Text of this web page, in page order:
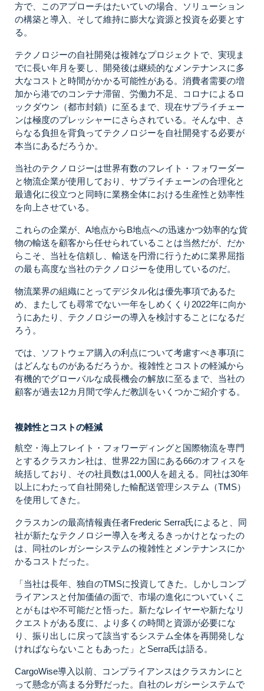
方で、このアプローチはたいていの場合、ソリューション
の構築と導入、そして維持に膨大な資源と投資を必要とす
る。
テクノロジーの自社開発は複雑なプロジェクトで、実現ま
でに長い年月を要し、開発後は継続的なメンテナンスに多
大なコストと時間がかかる可能性がある。消費者需要の増
加から港でのコンテナ滞留、労働力不足、コロナによるロ
ックダウン（都市封鎖）に至るまで、現在サプライチェー
ンは極度のプレッシャーにさらされている。そんな中、さ
らなる負担を背負ってテクノロジーを自社開発する必要が
本当にあるだろうか。
当社のテクノロジーは世界有数のフレイト・フォワーダー
と物流企業が使用しており、サプライチェーンの合理化と
最適化に役立つと同時に業務全体における生産性と効率性
を向上させている。
これらの企業が、A地点からB地点への迅速かつ効率的な貨
物の輸送を顧客から任せられていることは当然だが、だか
らこそ、当社を信頼し、輸送を円滑に行うために業界屈指
の最も高度な当社のテクノロジーを使用しているのだ。
物流業界の組織にとってデジタル化は優先事項であるた
め、またしても尋常でない一年をしめくくり2022年に向か
うにあたり、テクノロジーの導入を検討することになるだ
ろう。
では、ソフトウェア購入の利点について考慮すべき事項に
はどんなものがあるだろうか。複雑性とコストの軽減から
有機的でグローバルな成長機会の解放に至るまで、当社の
顧客が過去12カ月間で学んだ教訓をいくつかご紹介する。
複雑性とコストの軽減
航空・海上フレイト・フォワーディングと国際物流を専門
とするクラスカン社は、世界22カ国にある66のオフィスを
統括しており、その社員数は1,000人を超える。同社は30年
以上にわたって自社開発した輸配送管理システム（TMS）
を使用してきた。
クラスカンの最高情報責任者Frederic Serra氏によると、同
社が新たなテクノロジー導入を考えるきっかけとなったの
は、同社のレガシーシステムの複雑性とメンテナンスにか
かるコストだった。
「当社は長年、独自のTMSに投資してきた。しかしコンプ
ライアンスと付加価値の面で、市場の進化についていくこ
とがもはや不可能だと悟った。 新たなレイヤーや新たなリ
クエストがある度に、より多くの時間と資源が必要にな
り、振り出しに戻って該当するシステム全体を再開発しな
ければならないこともあった」とSerra氏は語る。
CargoWise導入以前、コンプライアンスはクラスカンにと
って懸念が高まる分野だった。自社のレガシーシステムで